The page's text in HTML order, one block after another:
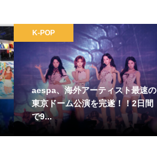
K-POP
aespa、海外アーティスト最速の
東京ドーム公演を完遂！！2日間
で9...